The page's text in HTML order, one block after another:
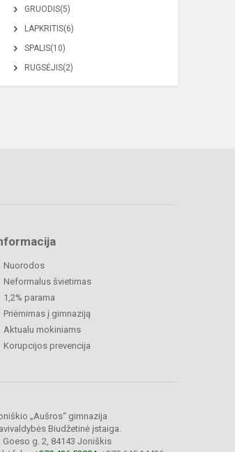
GRUODIS(5)
LAPKRITIS(6)
SPALIS(10)
RUGSĖJIS(2)
Nuorodos
Neformalus švietimas
1,2% parama
Priėmimas į gimnaziją
Aktualu mokiniams
Korupcijos prevencija
„Aušros“ gimnazija
Biudžetinė įstaiga.
Goeso g. 2, 84143 Joniškis